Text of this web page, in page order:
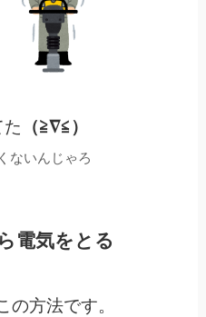
（≧∇≦）
ないんじゃろ
電気をとる
の方法です。